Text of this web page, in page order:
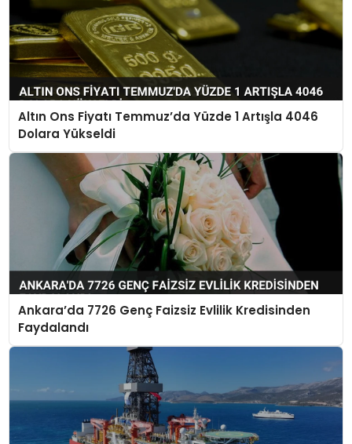
Altın Ons Fiyatı Temmuz’da Yüzde 1 Artışla 4046
Dolara Yükseldi
Ankara’da 7726 Genç Faizsiz Evlilik Kredisinden
Faydalandı